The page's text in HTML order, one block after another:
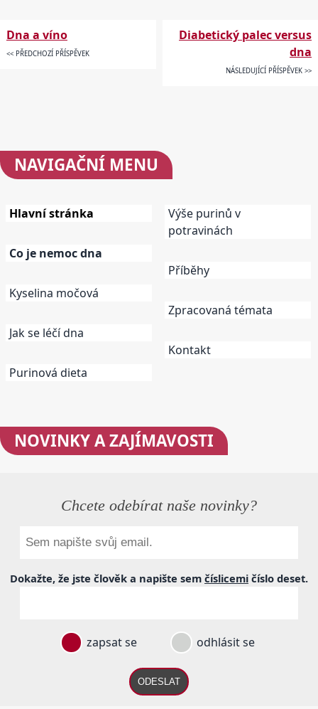
Dna a víno
<< PŘEDCHOZÍ PŘÍSPĚVEK
Diabetický palec versus
dna
NÁSLEDUJÍCÍ PŘÍSPĚVEK >>
NAVIGAČNÍ MENU
Hlavní stránka
Co je nemoc dna
Kyselina močová
Jak se léčí dna
Purinová dieta
Výše purinů v
potravinách
Příběhy
Zpracovaná témata
Kontakt
NOVINKYA ZAJÍMAVOSTI
Chcete odebírat naše novinky?
Dokažte, že jste člověk a napište sem číslicemi číslo deset.
zapsat se odhlásit se
ODESLAT